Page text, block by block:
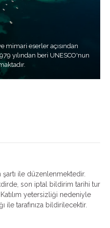
mimari eserler açısından
yılından beri UNESCO'nun
şartı ile düzenlenmektedir.
son iptal bildirim tarihi tur
yetersizliği nedeniyle
ile tarafınıza bildirilecektir.